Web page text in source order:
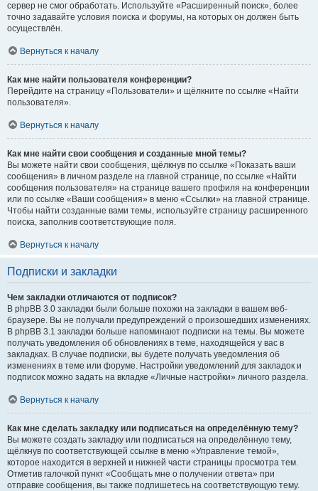
сервер не смог обработать. Используйте «Расширенный поиск», более
точно задавайте условия поиска и форумы, на которых он должен быть
осуществлён.
Вернуться к началу
Как мне найти пользователя конференции?
Перейдите на страницу «Пользователи» и щёлкните по ссылке «Найти
пользователя».
Вернуться к началу
Как мне найти свои сообщения и созданные мной темы?
Вы можете найти свои сообщения, щёлкнув по ссылке «Показать ваши
сообщения» в личном разделе на главной странице, по ссылке «Найти
сообщения пользователя» на странице вашего профиля на конференции
или по ссылке «Ваши сообщения» в меню «Ссылки» на главной странице.
Чтобы найти созданные вами темы, используйте страницу расширенного
поиска, заполнив соответствующие поля.
Вернуться к началу
Подписки и закладки
Чем закладки отличаются от подписок?
В phpBB 3.0 закладки были больше похожи на закладки в вашем веб-
браузере. Вы не получали предупреждений о произошедших изменениях.
В phpBB 3.1 закладки больше напоминают подписки на темы. Вы можете
получать уведомления об обновлениях в теме, находящейся у вас в
закладках. В случае подписки, вы будете получать уведомления об
изменениях в теме или форуме. Настройки уведомлений для закладок и
подписок можно задать на вкладке «Личные настройки» личного раздела.
Вернуться к началу
Как мне сделать закладку или подписаться на определённую тему?
Вы можете создать закладку или подписаться на определённую тему,
щёлкнув по соответствующей ссылке в меню «Управление темой»,
которое находится в верхней и нижней части страницы просмотра тем.
Отметив галочкой пункт «Сообщать мне о получении ответа» при
отправке сообщения, вы также подпишетесь на соответствующую тему.